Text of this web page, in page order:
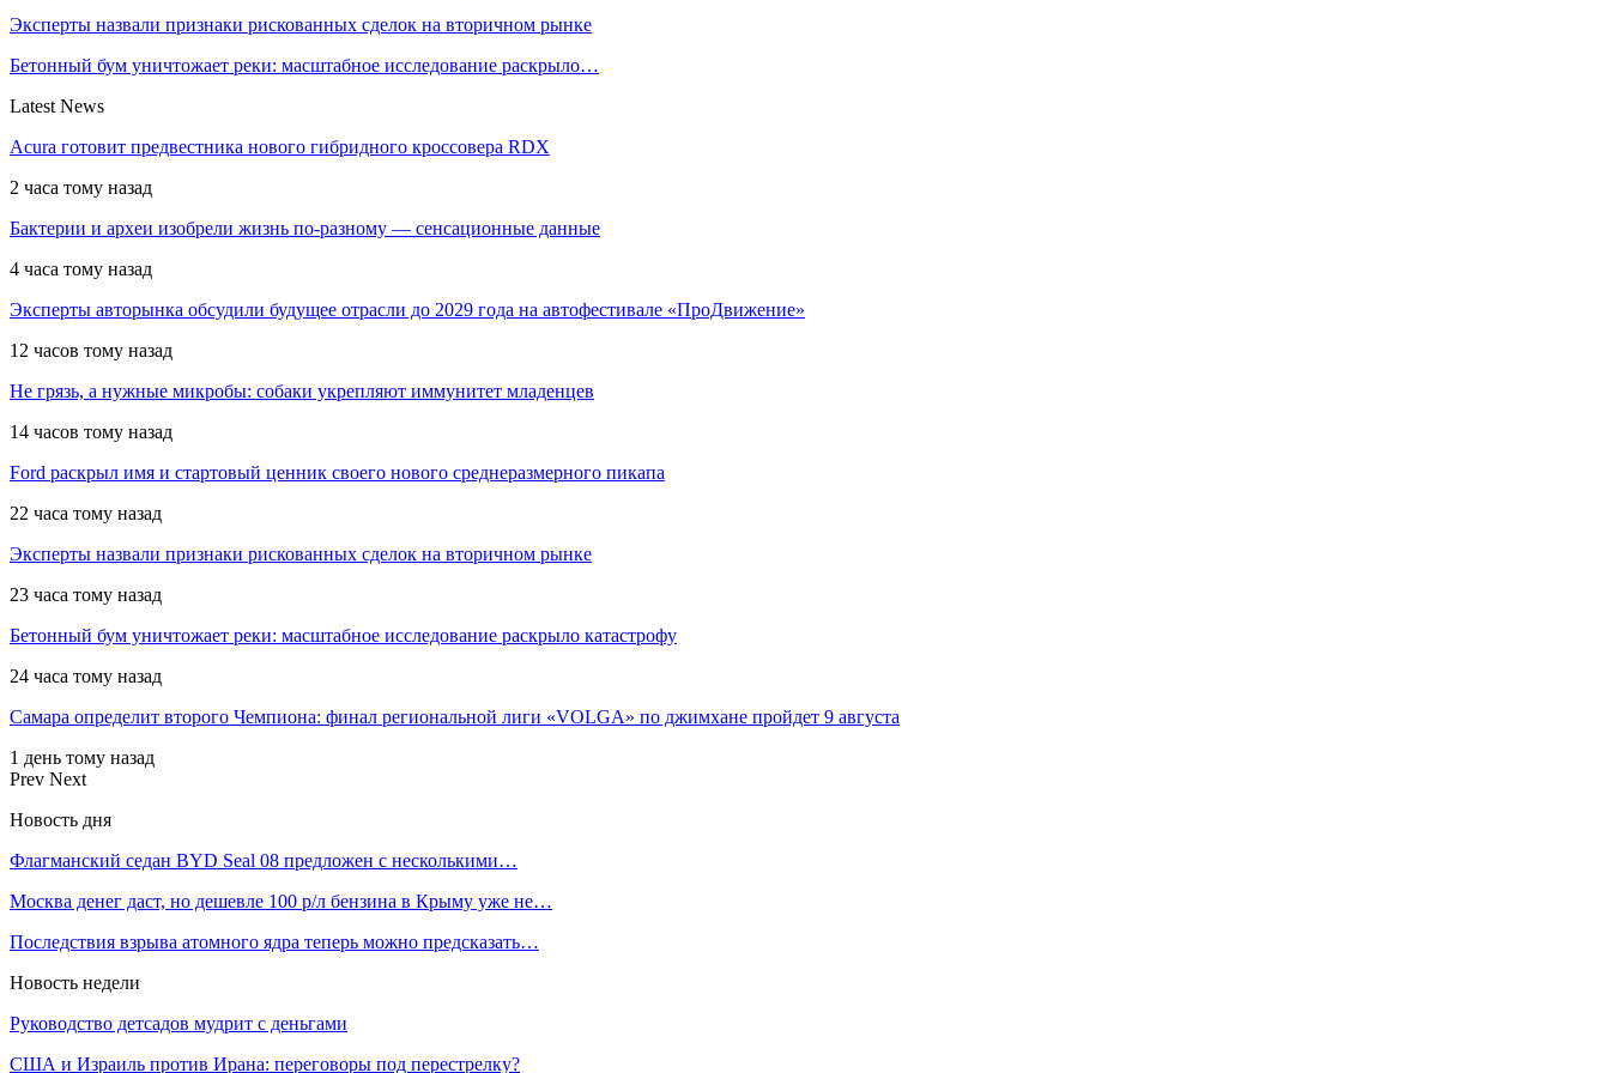
Эксперты назвали признаки рискованных сделок на вторичном рынке
Бетонный бум уничтожает реки: масштабное исследование раскрыло…
Latest News
Acura готовит предвестника нового гибридного кроссовера RDX
2 часа тому назад
Бактерии и археи изобрели жизнь по-разному — сенсационные данные
4 часа тому назад
Эксперты авторынка обсудили будущее отрасли до 2029 года на автофестивале «ПроДвижение»
12 часов тому назад
Не грязь, а нужные микробы: собаки укрепляют иммунитет младенцев
14 часов тому назад
Ford раскрыл имя и стартовый ценник своего нового среднеразмерного пикапа
22 часа тому назад
Эксперты назвали признаки рискованных сделок на вторичном рынке
23 часа тому назад
Бетонный бум уничтожает реки: масштабное исследование раскрыло катастрофу
24 часа тому назад
Самара определит второго Чемпиона: финал региональной лиги «VOLGA» по джимхане пройдет 9 августа
1 день тому назад
Prev Next
Новость дня
Флагманский седан BYD Seal 08 предложен с несколькими…
Москва денег даст, но дешевле 100 р/л бензина в Крыму уже не…
Последствия взрыва атомного ядра теперь можно предсказать…
Новость недели
Руководство детсадов мудрит с деньгами
США и Израиль против Ирана: переговоры под перестрелку?